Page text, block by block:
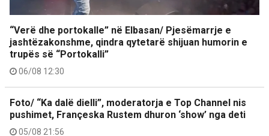
“Verë dhe portokalle” në Elbasan/ Pjesëmarrje e
jashtëzakonshme, qindra qytetarë shijuan humorin e
trupës së “Portokalli”
06/08 12:30
Foto/ “Ka dalë dielli”, moderatorja e Top Channel nis
pushimet, Françeska Rustem dhuron ‘show’ nga deti
05/08 21:56